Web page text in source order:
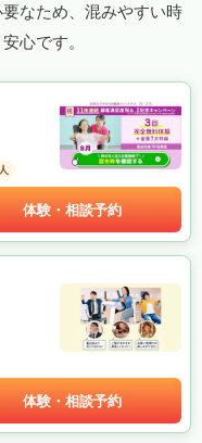
なため、混みやすい時
心です。
体験・相談予約
体験・相談予約